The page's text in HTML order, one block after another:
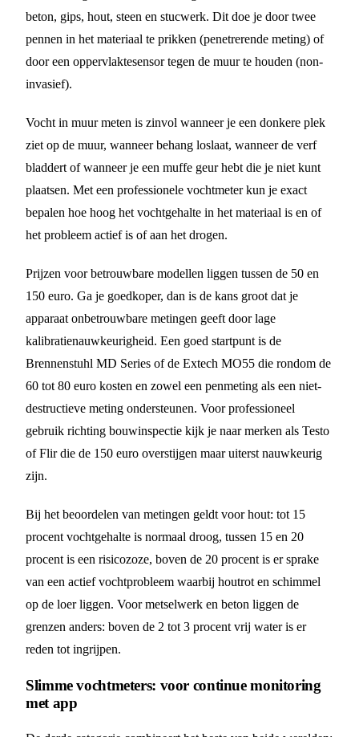
beton, gips, hout, steen en stucwerk. Dit doe je door twee
pennen in het materiaal te prikken (penetrerende meting) of
door een oppervlaktesensor tegen de muur te houden (non-
invasief).
Vocht in muur meten is zinvol wanneer je een donkere plek
ziet op de muur, wanneer behang loslaat, wanneer de verf
bladdert of wanneer je een muffe geur hebt die je niet kunt
plaatsen. Met een professionele vochtmeter kun je exact
bepalen hoe hoog het vochtgehalte in het materiaal is en of
het probleem actief is of aan het drogen.
Prijzen voor betrouwbare modellen liggen tussen de 50 en
150 euro. Ga je goedkoper, dan is de kans groot dat je
apparaat onbetrouwbare metingen geeft door lage
kalibratienauwkeurigheid. Een goed startpunt is de
Brennenstuhl MD Series of de Extech MO55 die rondom de
60 tot 80 euro kosten en zowel een penmeting als een niet-
destructieve meting ondersteunen. Voor professioneel
gebruik richting bouwinspectie kijk je naar merken als Testo
of Flir die de 150 euro overstijgen maar uiterst nauwkeurig
zijn.
Bij het beoordelen van metingen geldt voor hout: tot 15
procent vochtgehalte is normaal droog, tussen 15 en 20
procent is een risicozoze, boven de 20 procent is er sprake
van een actief vochtprobleem waarbij houtrot en schimmel
op de loer liggen. Voor metselwerk en beton liggen de
grenzen anders: boven de 2 tot 3 procent vrij water is er
reden tot ingrijpen.
Slimme vochtmeters: voor continue monitoring
met app